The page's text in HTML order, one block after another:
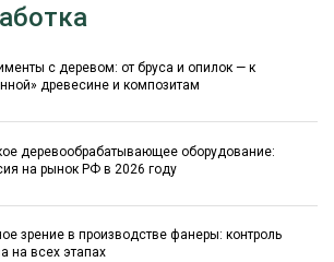
с деревом: от бруса и опилок — к
древесине и композитам
деревообрабатывающее оборудование:
на рынок РФ в 2026 году
зрение в производстве фанеры: контроль
на всех этапах